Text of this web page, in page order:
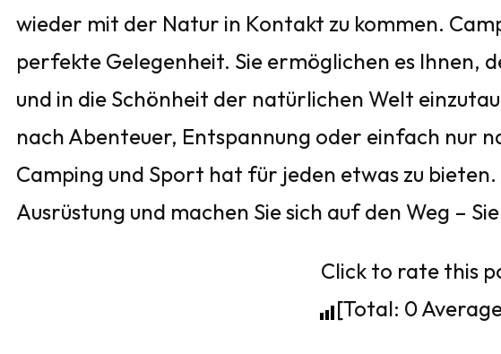
wieder mit der Natur in Kontakt zu kommen.
perfekte Gelegenheit. Sie ermöglichen es Ihnen,
und in die Schönheit der natürlichen Welt
nach Abenteuer, Entspannung oder einfach nur
Camping und Sport hat für jeden etwas zu bieten.
Ausrüstung und machen Sie sich auf den Weg –
Click to rate this
[Total: 0